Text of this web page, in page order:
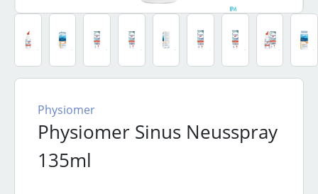
Physiomer Sinus Neusspray
135ml
Physiomer